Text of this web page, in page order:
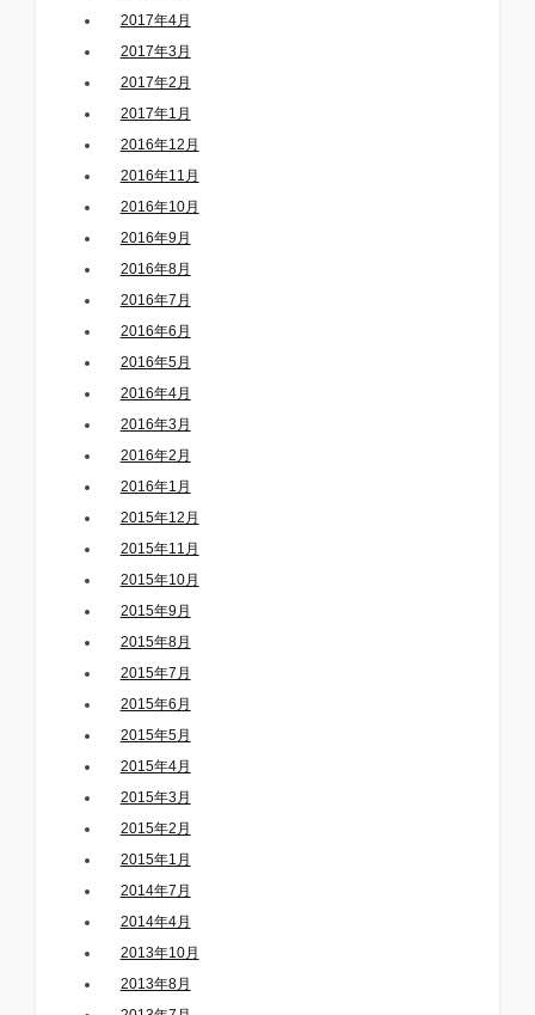
2017年4月
2017年3月
2017年2月
2017年1月
2016年12月
2016年11月
2016年10月
2016年9月
2016年8月
2016年7月
2016年6月
2016年5月
2016年4月
2016年3月
2016年2月
2016年1月
2015年12月
2015年11月
2015年10月
2015年9月
2015年8月
2015年7月
2015年6月
2015年5月
2015年4月
2015年3月
2015年2月
2015年1月
2014年7月
2014年4月
2013年10月
2013年8月